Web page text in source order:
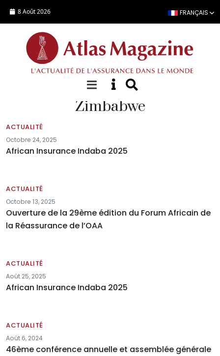
8 Août 2026 FRANÇAIS
Zimbabwe
ACTUALITÉ
Octobre 24, 2025
African Insurance Indaba 2025
ACTUALITÉ
Octobre 13, 2025
Ouverture de la 29ème édition du Forum Africain de
la Réassurance de l’OAA
ACTUALITÉ
Août 25, 2025
African Insurance Indaba 2025
ACTUALITÉ
Août 6, 2024
46ème conférence annuelle et assemblée générale